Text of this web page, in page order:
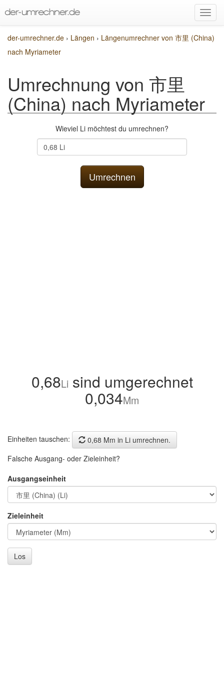
der-umrechner.de › Längen › Längenumrechner von 市里 (China)
nach Myriameter
Umrechnung von 市里
(China) nach Myriameter
Wieviel Li möchtest du umrechnen?
0,68Lisind umgerechnet
0,034Mm
Einheiten tauschen:
0,68 Mm in Li umrechnen.
Falsche Ausgang- oder Zieleinheit?
Ausgangseinheit
Zieleinheit
Los